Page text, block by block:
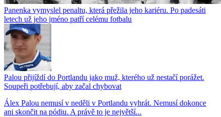
Panenka vymyslel penaltu, která přežila jeho kariéru. Po padesáti
letech už jeho jméno patří celému fotbalu
Palou přijíždí do Portlandu jako muž, kterého už nestačí porážet.
Soupeři potřebují, aby začal chybovat
Álex Palou nemusí v neděli v Portlandu vyhrát. Nemusí dokonce
ani skončit na pódiu. A právě to je největší...